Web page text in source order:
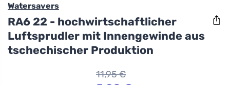
Watersavers
RA6 22 - hochwirtschaftlicher
Luftsprudler mit Innengewinde aus
tschechischer Produktion
11,95 €